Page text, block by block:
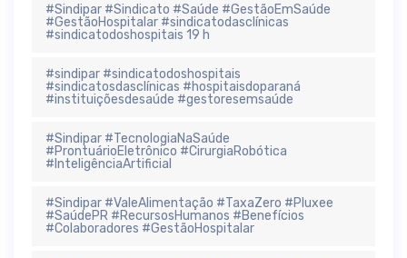
#Sindipar #Sindicato #Saúde #GestãoEmSaúde
#GestãoHospitalar #sindicatodasclínicas
#sindicatodoshospitais 19 h
#sindipar #sindicatodoshospitais
#sindicatosdasclínicas #hospitaisdoparaná
#instituiçõesdesaúde #gestoresemsaúde
#Sindipar #TecnologiaNaSaúde
#ProntuárioEletrônico #CirurgiaRobótica
#InteligênciaArtificial
#Sindipar #ValeAlimentação #TaxaZero #Pluxee
#SaúdePR #RecursosHumanos #Benefícios
#Colaboradores #GestãoHospitalar